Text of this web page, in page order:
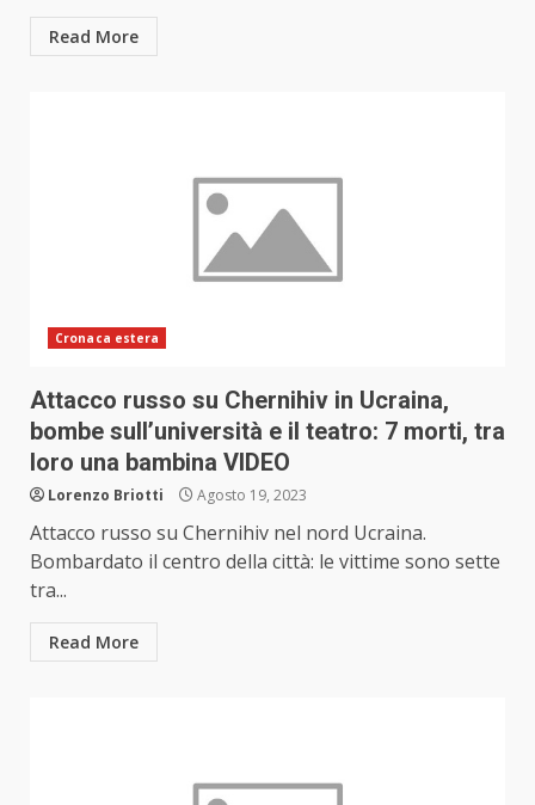
Read More
Cronaca estera
Attacco russo su Chernihiv in Ucraina,
bombe sull’università e il teatro: 7 morti, tra
loro una bambina VIDEO
Lorenzo Briotti Agosto 19, 2023
Attacco russo su Chernihiv nel nord Ucraina.
Bombardato il centro della città: le vittime sono sette
tra...
Read More